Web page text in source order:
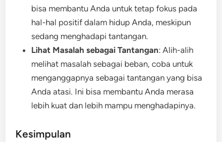
bisa membantu Anda untuk tetap fokus pada
hal-hal positif dalam hidup Anda, meskipun
sedang menghadapi tantangan.
Lihat Masalah sebagai Tantangan: Alih-alih
melihat masalah sebagai beban, coba untuk
menganggapnya sebagai tantangan yang bisa
Anda atasi. Ini bisa membantu Anda merasa
lebih kuat dan lebih mampu menghadapinya.
Kesimpulan